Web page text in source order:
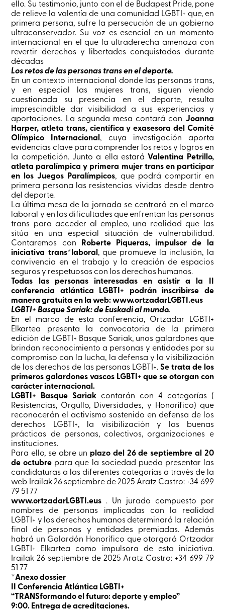
ello. Su testimonio, junto con el de Budapest Pride, pone
de relieve la valentía de una comunidad LGBTI+ que, en
primera persona, sufre la persecución de un gobierno
ultraconservador. Su voz es esencial en un momento
internacional en el que la ultraderecha amenaza con
revertir derechos y libertades conquistados durante
décadas
Los retos de las personas trans en el deporte.
En un contexto internacional donde las personas trans,
y en especial las mujeres trans, siguen viendo
cuestionada su presencia en el deporte, resulta
imprescindible dar visibilidad a sus experiencias y
aportaciones. La segunda mesa contará con Joanna
Harper, atleta trans, científica y exasesora del Comité
Olímpico Internacional, cuya investigación aporta
evidencias clave para comprender los retos y logros en
la competición. Junto a ella estaráValentina Petrillo,
atleta paralímpica y primera mujer trans en participar
en los Juegos Paralímpicos, que podrá compartir en
primera persona las resistencias vividas desde dentro
del deporte.
La última mesa de la jornada se centrará en el marco
laboral y en las dificultades que enfrentan las personas
trans para acceder al empleo, una realidad que las
sitúa en una especial situación de vulnerabilidad.
Contaremos con Roberte Piqueras, impulsor de la
iniciativa trans*laboral, que promueve la inclusión, la
convivencia en el trabajo y la creación de espacios
seguros y respetuosos con los derechos humanos.
Todas las personas interesadas en asistir a la II
conferencia atlántica LGBTI+ podrán inscribirse de
manera gratuita en la web: www.ortzadarLGBTI.eus
LGBTI+ Basque Sariak: de Euskadi al mundo.
En el marco de esta conferencia, Ortzadar LGBTI+
Elkartea presenta la convocatoria de la primera
edición de LGBTI+ Basque Sariak, unos galardones que
brindan reconocimiento a personas y entidades por su
compromiso con la lucha, la defensa y la visibilización
de los derechos de las personas LGBTI+. Se trata de los
primeros galardones vascos LGBTI+ que se otorgan con
carácter internacional.
LGBTI+ Basque Sariak contarán con 4 categorías (
Resistencias, Orgullo, Diversidades, y Honorífico) que
reconocerán el activismo sostenido en defensa de los
derechos LGBTI+, la visibilización y las buenas
prácticas de personas, colectivos, organizaciones e
instituciones.
Para ello, se abre un plazo del 26 de septiembre al 20
de octubre para que la sociedad pueda presentar las
candidaturas a las diferentes categorías a través de la
web Irailak 26 septiembre de 2025 Aratz Castro: +34 699
79 51 77
www.ortzadarLGBTI.eus. Un jurado compuesto por
nombres de personas implicadas con la realidad
LGBTI+ y los derechos humanos determinará la relación
final de personas y entidades premiadas. Además
habrá un Galardón Honorífico que otorgará Ortzadar
LGBTI+ Elkartea como impulsora de esta iniciativa.
Irailak 26 septiembre de 2025 Aratz Castro: +34 699 79
51 77
*Anexo dossier
II Conferencia Atlántica LGBTI+
“TRANSformando el futuro: deporte y empleo”
9:00. Entrega de acreditaciones.